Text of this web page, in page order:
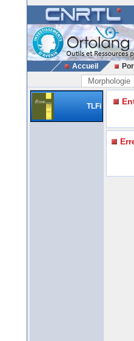
Accueil
Morphologie
TLFi